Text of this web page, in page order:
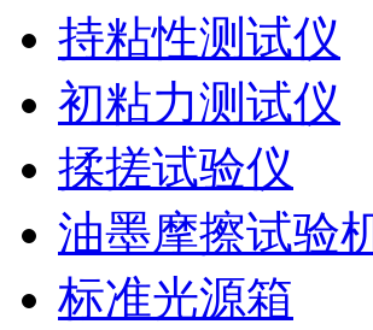
持粘性测试仪
初粘力测试仪
揉搓试验仪
油墨摩擦试验
标准光源箱